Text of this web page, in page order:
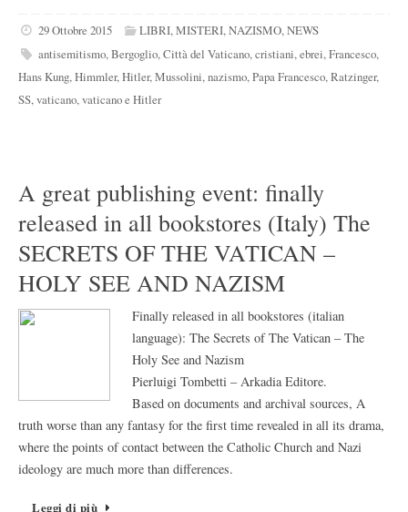
29 Ottobre 2015 LIBRI,MISTERI,NAZISMO,NEWS
antisemitismo,Bergoglio,Città del Vaticano,cristiani,ebrei,Francesco,
Hans Kung,Himmler,Hitler,Mussolini,nazismo,Papa Francesco,Ratzinger,
SS,vaticano,vaticano e Hitler
A great publishing event: finally
released in all bookstores (Italy) The
SECRETS OF THE VATICAN –
HOLY SEE AND NAZISM
Finally released in all bookstores (italian
language): The Secrets of The Vatican – The
Holy See and Nazism
Pierluigi Tombetti – Arkadia Editore.
Based on documents and archival sources, A
truth worse than any fantasy for the first time revealed in all its drama,
where the points of contact between the Catholic Church and Nazi
ideology are much more than differences.
Leggi di più